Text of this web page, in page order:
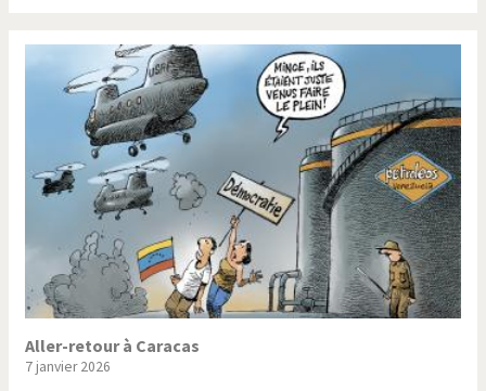
Aller-retour à Caracas
7 janvier 2026